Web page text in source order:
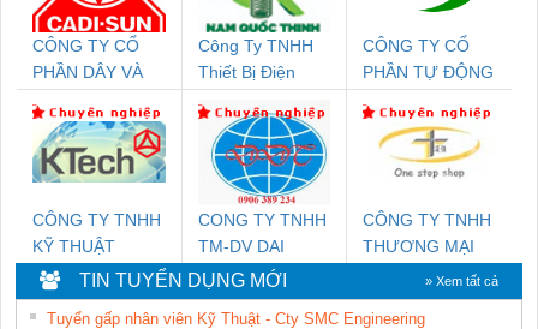
CÔNG TY CỔ
PHẦN DÂY VÀ
THƯỢNG ĐÌNH
Công Ty TNHH
Thiết Bị Điện
CÔNG TY CỔ
PHẦN TỰ ĐỘNG
CÔNG TY TNHH
KỸ THUẬT
KTECH VIỆT
NAM
CONG TY TNHH
TM-DV DAI
DONG THANH
CÔNG TY TNHH
THƯƠNG MẠI
THIÊN ÂN VIỆT
NAM
TIN TUYỂN DỤNG MỚI » Xem tất cả
Tuyển gấp nhân viên Kỹ Thuật - Cty SMC Engineering